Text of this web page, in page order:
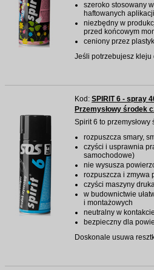
szeroko stosowany
haftowanych
niezbędny w
przed końcowym
ceniony przez
Jeśli potrzebujesz
Kod: SPIRIT 6 - spray
Przemysłowy środek
Spirit 6 to
rozpuszcza smary,
czyści i usprawnia
samochodowe)
nie wysusza
rozpuszcza i zmywa
czyści maszyny
w budownictwie
i montażowych
neutralny w
bezpieczny dla
Doskonale usuwa